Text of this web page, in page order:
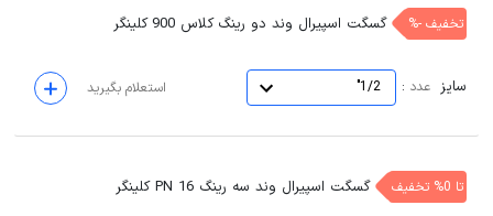
تخفیف -% گسگت اسپیرال وند دو رینگ کلاس 900 کلینگر
سایز عدد :
1/2" استعلام بگیرید
تا 0% تخفیف گسگت اسپیرال وند سه رینگ PN 16 کلینگر